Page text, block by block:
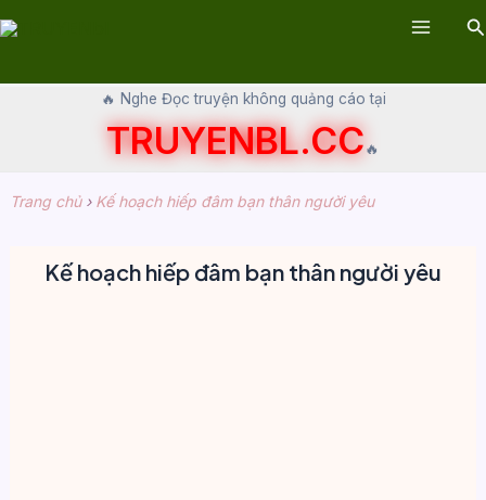
to
🔥 Nghe Đọc truyện không quảng cáo tại
TRUYENBL.CC🔥
Trang chủ› Kế hoạch hiếp đâm bạn thân người yêu
Kế hoạch hiếp đâm bạn thân người yêu